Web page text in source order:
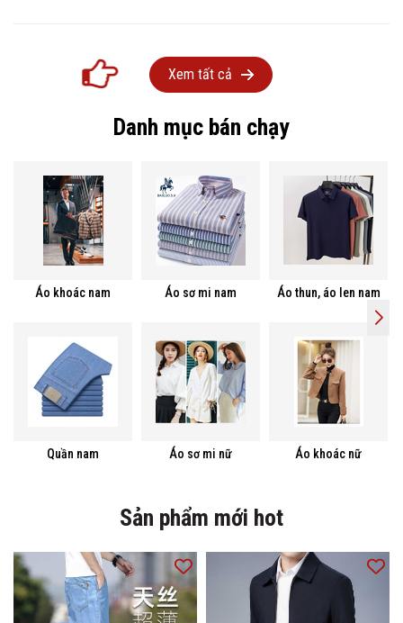
Xem tất cả
Danh mục bán chạy
Áo khoác nam Áo sơ mi nam Áo thun, áo len nam
Quần nam Áo sơ mi nữ Áo khoác nữ
Sản phẩm mới hot